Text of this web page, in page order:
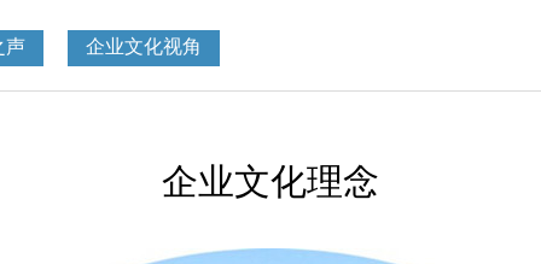
声 企业文化视角
企业文化理念